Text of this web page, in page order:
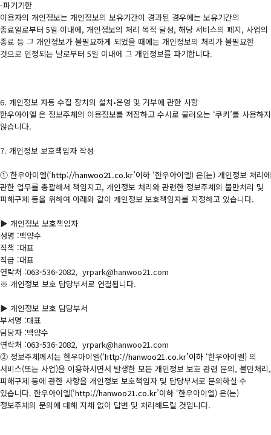
-파기기한
이용자의 개인정보는 개인정보의 보유기간이 경과된 경우에는 보유기간의
종료일로부터 5일 이내에, 개인정보의 처리 목적 달성, 해당 서비스의 폐지, 사업의
종료 등 그 개인정보가 불필요하게 되었을 때에는 개인정보의 처리가 불필요한
것으로 인정되는 날로부터 5일 이내에 그 개인정보를 파기합니다.
6. 개인정보 자동 수집 장치의 설치•운영 및 거부에 관한 사항
한우아이엘 은 정보주체의 이용정보를 저장하고 수시로 불러오는 ‘쿠키’를 사용하지
않습니다.
7. 개인정보 보호책임자 작성
① 한우아이엘(‘http://hanwoo21.co.kr’이하 ‘한우아이엘) 은(는) 개인정보 처리에
관한 업무를 총괄해서 책임지고, 개인정보 처리와 관련한 정보주체의 불만처리 및
피해구제 등을 위하여 아래와 같이 개인정보 보호책임자를 지정하고 있습니다.
▶ 개인정보 보호책임자
성명 :백양수
직책 :대표
직급 :대표
연락처 :063-536-2082, yrpark@hanwoo21.com
※ 개인정보 보호 담당부서로 연결됩니다.
▶ 개인정보 보호 담당부서
부서명 :대표
담당자 :백양수
연락처 :063-536-2082, yrpark@hanwoo21.com
② 정보주체께서는 한우아이엘(‘http://hanwoo21.co.kr’이하 ‘한우아이엘) 의
서비스(또는 사업)을 이용하시면서 발생한 모든 개인정보 보호 관련 문의, 불만처리,
피해구제 등에 관한 사항을 개인정보 보호책임자 및 담당부서로 문의하실 수
있습니다. 한우아이엘(‘http://hanwoo21.co.kr’이하 ‘한우아이엘) 은(는)
정보주체의 문의에 대해 지체 없이 답변 및 처리해드릴 것입니다.